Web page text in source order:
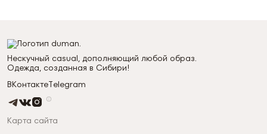
Нескучный casual, дополняющий любой образ.
Одежда, созданная в Сибири!
ВКонтактеTelegram
Карта сайта